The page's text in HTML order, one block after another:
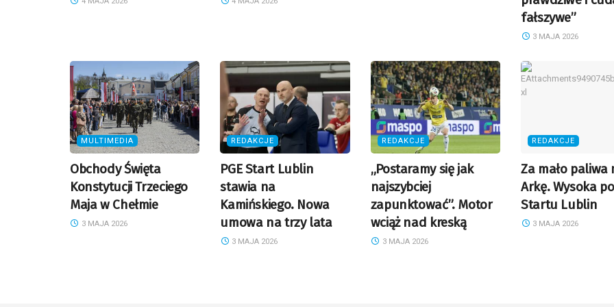
fałszywe”
3 MAJA 2026
MULTIMEDIA
Obchody Święta
Konstytucji Trzeciego
Maja w Chełmie
3 MAJA 2026
REDAKCJE
PGE Start Lublin
stawia na
Kamińskiego. Nowa
umowa na trzy lata
3 MAJA 2026
REDAKCJE
„Postaramy się jak
najszybciej
zapunktować”. Motor
wciąż nad kreską
3 MAJA 2026
REDAKCJE
Za mało paliwa
Arkę. Wysoka
Startu Lublin
3 MAJA 2026